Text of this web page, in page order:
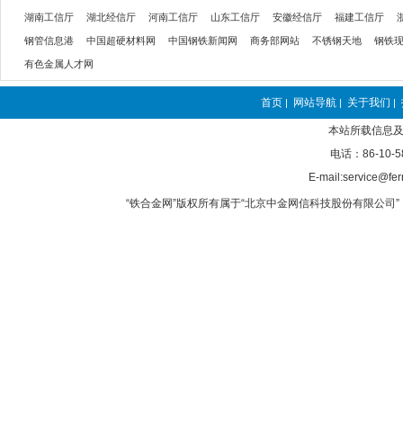
湖南工信厅 湖北经信厅 河南工信厅 山东工信厅 安徽经信厅 福建工信厅
钢管信息港 中国超硬材料网 中国钢铁新闻网 商务部网站 不锈钢天地 钢铁
有色金属人才网
首页 | 网站导航 | 关于我们 |
本站所载信息
电话：86-10-
E-
“铁合金网”版权所有属于“北京中金网信科技股份有限公司